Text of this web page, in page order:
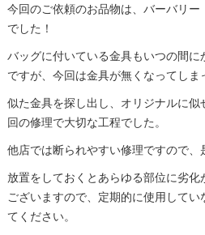
今回のご依頼のお品物は、バーバリ
でした！
バッグに付いている金具もいつの間
ですが、今回は金具が無くなってしま
似た金具を探し出し、オリジナルに
回の修理で大切な工程でした。
他店では断られやすい修理ですので、
放置をしておくとあらゆる部位に劣
ございますので、定期的に使用して
てください。